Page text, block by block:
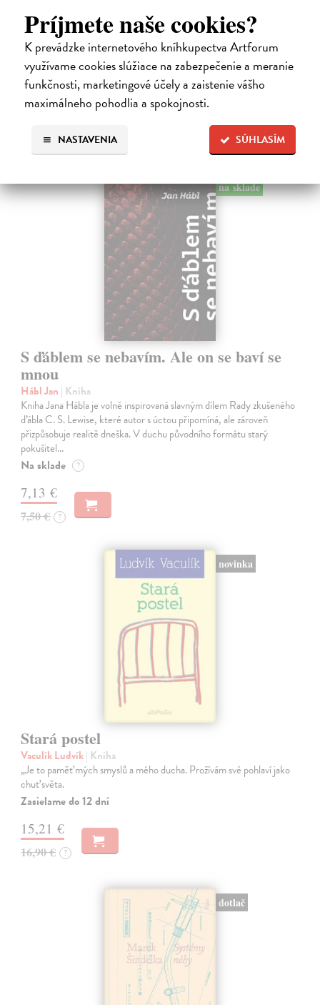
Príjmete naše cookies?
K prevádzke internetového kníhkupectva Artforum
využívame cookies slúžiace na zabezpečenie a meranie
funkčnosti, marketingové účely a zaistenie vášho
maximálneho pohodlia a spokojnosti.
SÚHLASÍM
NASTAVENIA
Pomalost, chronologicky první ze čtyř románů Milana Kundery
napsaných francouzsky, vychází v českém překladu Anny
Kareninové. Vydávání Kunderových románů v českém jazyce se
uzavírá.
Na sklade ?
14,73 €
15,50 € ?
na sklade
S ďáblem se nebavím. Ale on se baví se
mnou
Hábl Jan | Kniha
Kniha Jana Hábla je volně inspirovaná slavným dílem Rady zkušeného
ďábla C. S. Lewise, které autor s úctou připomíná, ale zároveň
přizpůsobuje realitě dneška. V duchu původního formátu starý
pokušitel…
Na sklade ?
7,13 €
7,50 € ?
novinka
Stará postel
Vaculík Ludvík| Kniha
„Je to paměť mých smyslů a mého ducha. Prožívám své pohlaví jako
chuť světa.
Zasielame do 12 dní
15,21 €
16,90 € ?
dotlač